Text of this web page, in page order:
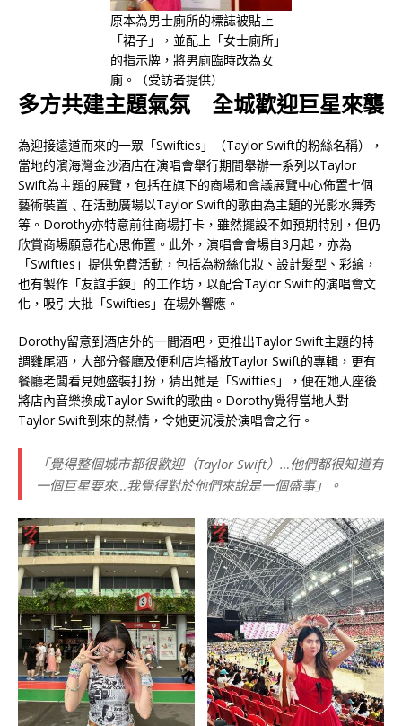
原本為男士廁所的標誌被貼上
「裙子」，並配上「女士廁所」
的指示牌，將男廁臨時改為女
廁。（受訪者提供）
多方共建主題氣氛 全城歡迎巨星來襲
為迎接遠道而來的一眾「Swifties」（Taylor Swift的粉絲名稱），
當地的濱海灣金沙酒店在演唱會舉行期間舉辦一系列以Taylor
Swift為主題的展覽，包括在旗下的商場和會議展覽中心佈置七個
藝術裝置﹑在活動廣場以Taylor Swift的歌曲為主題的光影水舞秀
等。Dorothy亦特意前往商場打卡，雖然擺設不如預期特別，但仍
欣賞商場願意花心思佈置。此外，演唱會會場自3月起，亦為
「Swifties」提供免費活動，包括為粉絲化妝、設計髮型、彩繪，
也有製作「友誼手鍊」的工作坊，以配合Taylor Swift的演唱會文
化，吸引大批「Swifties」在場外響應。
Dorothy留意到酒店外的一間酒吧，更推出Taylor Swift主題的特
調雞尾酒，大部分餐廳及便利店均播放Taylor Swift的專輯，更有
餐廳老闆看見她盛裝打扮，猜出她是「Swifties」，便在她入座後
將店內音樂換成Taylor Swift的歌曲。Dorothy覺得當地人對
Taylor Swift到來的熱情，令她更沉浸於演唱會之行。
「覺得整個城市都很歡迎（Taylor Swift）…他們都很知道有
一個巨星要來…我覺得對於他們來說是一個盛事」。